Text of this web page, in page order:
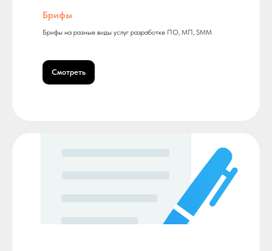
Брифы
Брифы на разные виды услуг разработке ПО, МП, SMM
Смотреть